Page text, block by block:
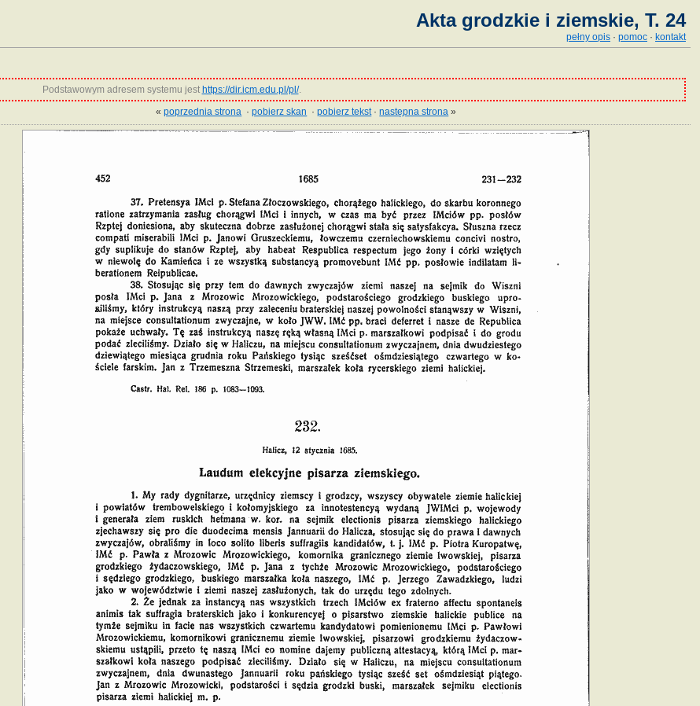
Akta grodzkie i ziemskie, T. 24
pełny opis · pomoc · kontakt
Podstawowym adresem systemu jest https://dir.icm.edu.pl/pl/.
«poprzednia strona ·pobierz skan ·pobierz tekst·następna strona »